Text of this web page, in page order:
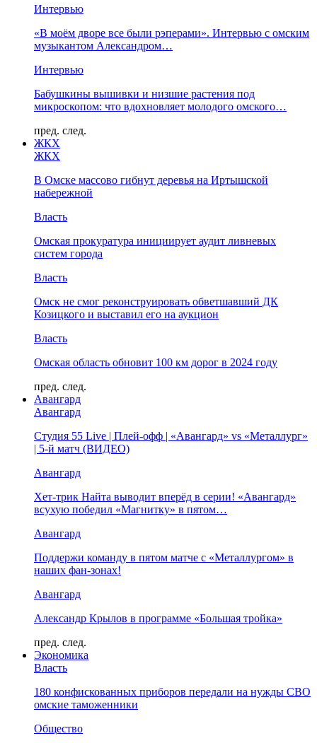
Интервью
«В моём дворе все были рэперами». Интервью с омским
музыкантом Александром…
Интервью
Бабушкины вышивки и низшие растения под
микроскопом: что вдохновляет молодого омского…
пред. след.
ЖКХ
ЖКХ
В Омске массово гибнут деревья на Иртышской
набережной
Власть
Омская прокуратура инициирует аудит ливневых
систем города
Власть
Омск не смог реконструировать обветшавший ДК
Козицкого и выставил его на аукцион
Власть
Омская область обновит 100 км дорог в 2024 году
пред. след.
Авангард
Авангард
Студия 55 Live | Плей-офф | «Авангард» vs «Металлург»
| 5-й матч (ВИДЕО)
Авангард
Хет-трик Найта выводит вперёд в серии! «Авангард»
всухую победил «Магнитку» в пятом…
Авангард
Поддержи команду в пятом матче с «Металлургом» в
наших фан-зонах!
Авангард
Александр Крылов в программе «Большая тройка»
пред. след.
Экономика
Власть
180 конфискованных приборов передали на нужды СВО
омские таможенники
Общество